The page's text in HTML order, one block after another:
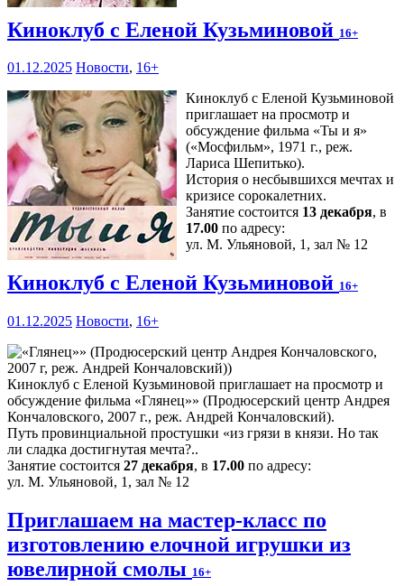
Киноклуб с Еленой Кузьминовой 16+
01.12.2025 Новости, 16+
Киноклуб с Еленой Кузьминовой
приглашает на просмотр и
обсуждение фильма «Ты и я»
(«Мосфильм», 1971 г., реж.
Лариса Шепитько).
История о несбывшихся мечтах и
кризисе сорокалетних.
Занятие состоится 13 декабря, в
17.00 по адресу:
ул. М. Ульяновой, 1, зал № 12
Киноклуб с Еленой Кузьминовой 16+
01.12.2025 Новости, 16+
Киноклуб с Еленой Кузьминовой приглашает на просмотр и
обсуждение фильма «Глянец»» (Продюсерский центр Андрея
Кончаловского, 2007 г., реж. Андрей Кончаловский).
Путь провинциальной простушки «из грязи в князи. Но так
ли сладка достигнутая мечта?..
Занятие состоится 27 декабря, в 17.00 по адресу:
ул. М. Ульяновой, 1, зал № 12
Приглашаем на мастер-класс по
изготовлению елочной игрушки из
ювелирной смолы 16+